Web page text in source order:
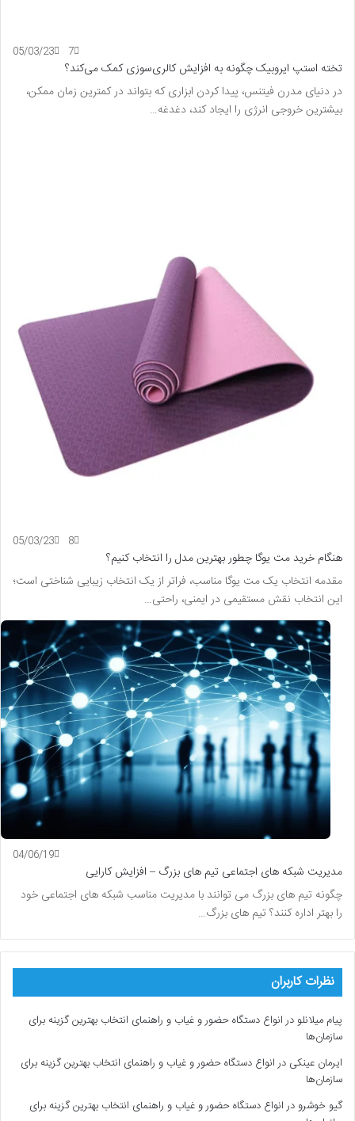
05/03/23 7
تخته استپ ایروبیک چگونه به افزایش کالری‌سوزی کمک می‌کند؟
در دنیای مدرن فیتنس، پیدا کردن ابزاری که بتواند در کمترین زمان ممکن،
بیشترین خروجی انرژی را ایجاد کند، دغدغه…
05/03/23 8
هنگام خرید مت یوگا چطور بهترین مدل را انتخاب کنیم؟
مقدمه انتخاب یک مت یوگا مناسب، فراتر از یک انتخاب زیبایی شناختی است؛
این انتخاب نقش مستقیمی در ایمنی، راحتی…
04/06/19
مدیریت شبکه های اجتماعی تیم های بزرگ – افزایش کارایی
چگونه تیم های بزرگ می توانند با مدیریت مناسب شبکه های اجتماعی خود
را بهتر اداره کنند؟ تیم های بزرگ…
نظرات کاربران
پیام میلانلو درانواع دستگاه حضور و غیاب و راهنمای انتخاب بهترین گزینه برای
سازمان‌ها
ایرمان عینکی درانواع دستگاه حضور و غیاب و راهنمای انتخاب بهترین گزینه برای
سازمان‌ها
گیو خوشرو درانواع دستگاه حضور و غیاب و راهنمای انتخاب بهترین گزینه برای